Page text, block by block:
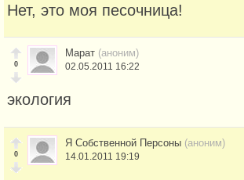
Нет, это моя песочница!
0
Марат (аноним)
02.05.2011 16:22
экология
0
Я Собственной Персоны (аноним)
14.01.2011 19:19